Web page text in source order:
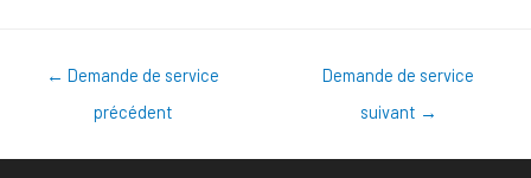
← Demande de service
précédent
Demande de service
suivant →